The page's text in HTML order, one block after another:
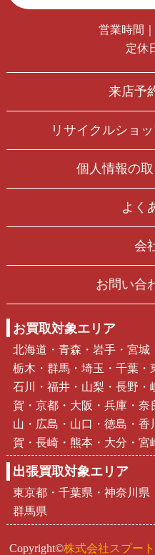
営業時間
定休
来店予
リサイクルショ
個人情報の
よく
会
お問い合
お買取対象エリア
北海道・青森・岩手・宮城
栃木・群馬・埼玉・千葉・
石川・福井・山梨・長野
賀・京都・大阪・兵庫・奈
山・広島・山口・徳島・
賀・長崎・熊本・大分・宮
出張買取対象エリア
東京都・千葉県・神奈川県
群馬県
Copyright©株式会社スプー